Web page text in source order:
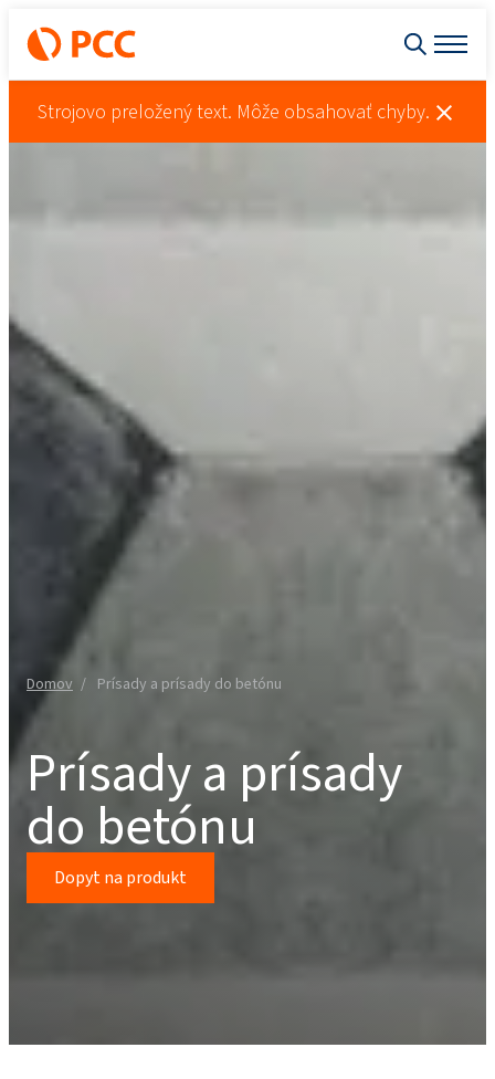
Strojovo preložený text. Môže obsahovať chyby.
Domov Prísady a prísady do betónu
Prísady a prísady
do betónu
Dopyt na produkt